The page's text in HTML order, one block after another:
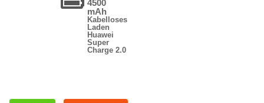
4500
mAh
Kabelloses
Laden
Huawei
Super
Charge 2.0